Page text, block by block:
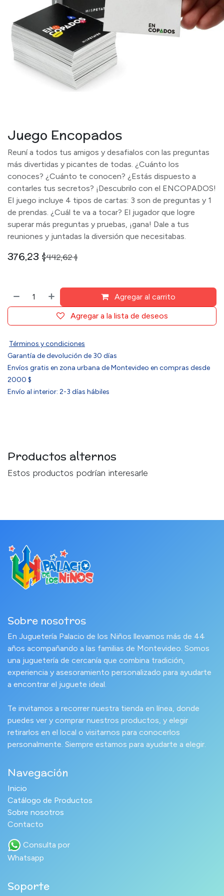
Juego Encopados
Reuní a todos tus amigos y desafialos con las preguntas
más divertidas y picantes de todas. ¿Cuánto los
conoces? ¿Cuánto te conocen? ¿Estás dispuesto a
contarles tus secretos? ¡Descubrilo con el ENCOPADOS!
El juego incluye 4 tipos de cartas: 3 son de preguntas y 1
de prendas. ¿Cuál te va a tocar? El jugador que logre
superar más preguntas y pruebas, ¡gana! Dale a tus
reuniones y juntadas la diversión que necesitabas.
376,23 $442,62$
Agregar al carrito
Agregar a la lista de deseos
Términos y condiciones
Garantía de devolución de 30 días
Envíos gratis en zona urbana de Montevideo en compras desde
2000 $
Envío al interior: 2-3 días hábiles
Productos alternos
Estos productos podrían interesarle
Sobre nosotros
En Juguetería Palacio de los Niños llevamos más de 44
años acompañando a las familias de Montevideo. Somos
una juguetería de cercanía que combina tradición,
experiencia y asesoramiento personalizado para ayudarte
a encontrar el juguete ideal.
Te invitamos a recorrer nuestra tienda en línea, donde
puedes ver y comprar nuestros productos, y elegir
retirarlos en el local o visitarnos para conocerlos
personalmente. Siempre estamos para ayudarte a elegir.
Navegación
Inicio
Catálogo de Productos
Sobre nosotros
Contacto
Consulta por
Whatsapp
Soporte